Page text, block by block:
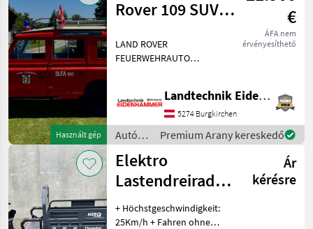
Használt gép
Rover 109 SUV /
€
ÁFA nem
érvényesíthető
LAND ROVER
FEUERWEHRAUTO
22000km - Benzinmotor -
Pickerl wurde erst gemacht,
gültig bis 05/25 - Servicie
Landtechnik Eidenhammer GmbH
5274 Burgkirchen
Autók /
Motorkerékpárok
/
Sonstige
Premium Arany kereskedő
Elektro
Lastendreirad
Nero Thunder
Ár
kérésre
+ Höchstgeschwindigkeit:
25Km/h + Fahren ohne